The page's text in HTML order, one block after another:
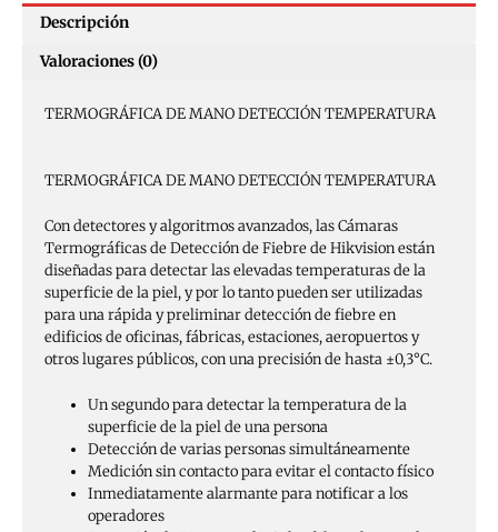
Descripción
Valoraciones (0)
TERMOGRÁFICA DE MANO DETECCIÓN TEMPERATURA
TERMOGRÁFICA DE MANO DETECCIÓN TEMPERATURA
Con detectores y algoritmos avanzados, las Cámaras
Termográficas de Detección de Fiebre de Hikvision están
diseñadas para detectar las elevadas temperaturas de la
superficie de la piel, y por lo tanto pueden ser utilizadas
para una rápida y preliminar detección de fiebre en
edificios de oficinas, fábricas, estaciones, aeropuertos y
otros lugares públicos, con una precisión de hasta ±0,3°C.
Un segundo para detectar la temperatura de la
superficie de la piel de una persona
Detección de varias personas simultáneamente
Medición sin contacto para evitar el contacto físico
Inmediatamente alarmante para notificar a los
operadores